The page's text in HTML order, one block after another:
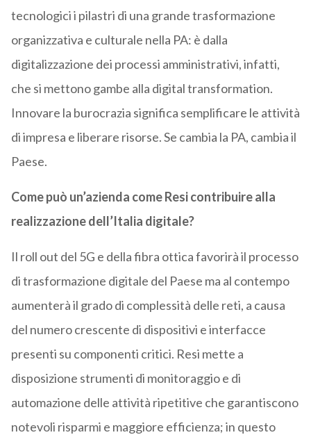
tecnologici i pilastri di una grande trasformazione
organizzativa e culturale nella PA: è dalla
digitalizzazione dei processi amministrativi, infatti,
che si mettono gambe alla digital transformation.
Innovare la burocrazia significa semplificare le attività
di impresa e liberare risorse. Se cambia la PA, cambia il
Paese.
Come può un’azienda come Resi contribuire alla
realizzazione dell’Italia digitale?
Il roll out del 5G e della fibra ottica favorirà il processo
di trasformazione digitale del Paese ma al contempo
aumenterà il grado di complessità delle reti, a causa
del numero crescente di dispositivi e interfacce
presenti su componenti critici. Resi mette a
disposizione strumenti di monitoraggio e di
automazione delle attività ripetitive che garantiscono
notevoli risparmi e maggiore efficienza; in questo